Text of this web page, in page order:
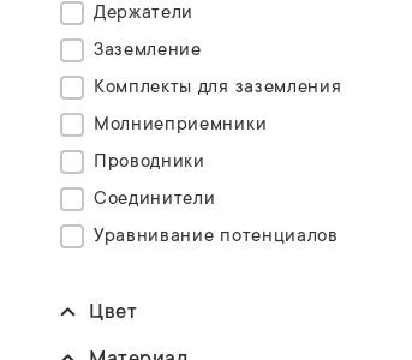
Держатели
Заземление
Комплекты для заземления
Молниеприемники
Проводники
Соединители
Уравнивание потенциалов
Цвет